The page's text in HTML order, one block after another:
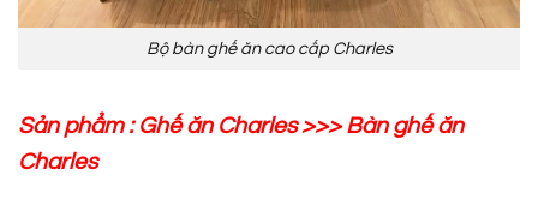
Bộ bàn ghế ăn cao cấp Charles
Sản phẩm : Ghế ăn Charles>>>Bàn ghế ăn
Charles